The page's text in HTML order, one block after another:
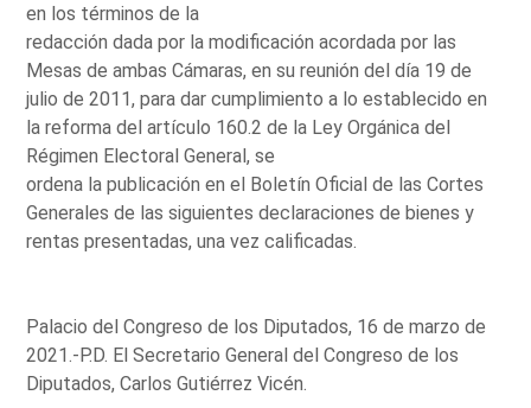
en los términos de la
redacción dada por la modificación acordada por las
Mesas de ambas Cámaras, en su reunión del día 19 de
julio de 2011, para dar cumplimiento a lo establecido en
la reforma del artículo 160.2 de la Ley Orgánica del
Régimen Electoral General, se
ordena la publicación en el Boletín Oficial de las Cortes
Generales de las siguientes declaraciones de bienes y
rentas presentadas, una vez calificadas.
Palacio del Congreso de los Diputados, 16 de marzo de
2021.-P.D. El Secretario General del Congreso de los
Diputados, Carlos Gutiérrez Vicén.